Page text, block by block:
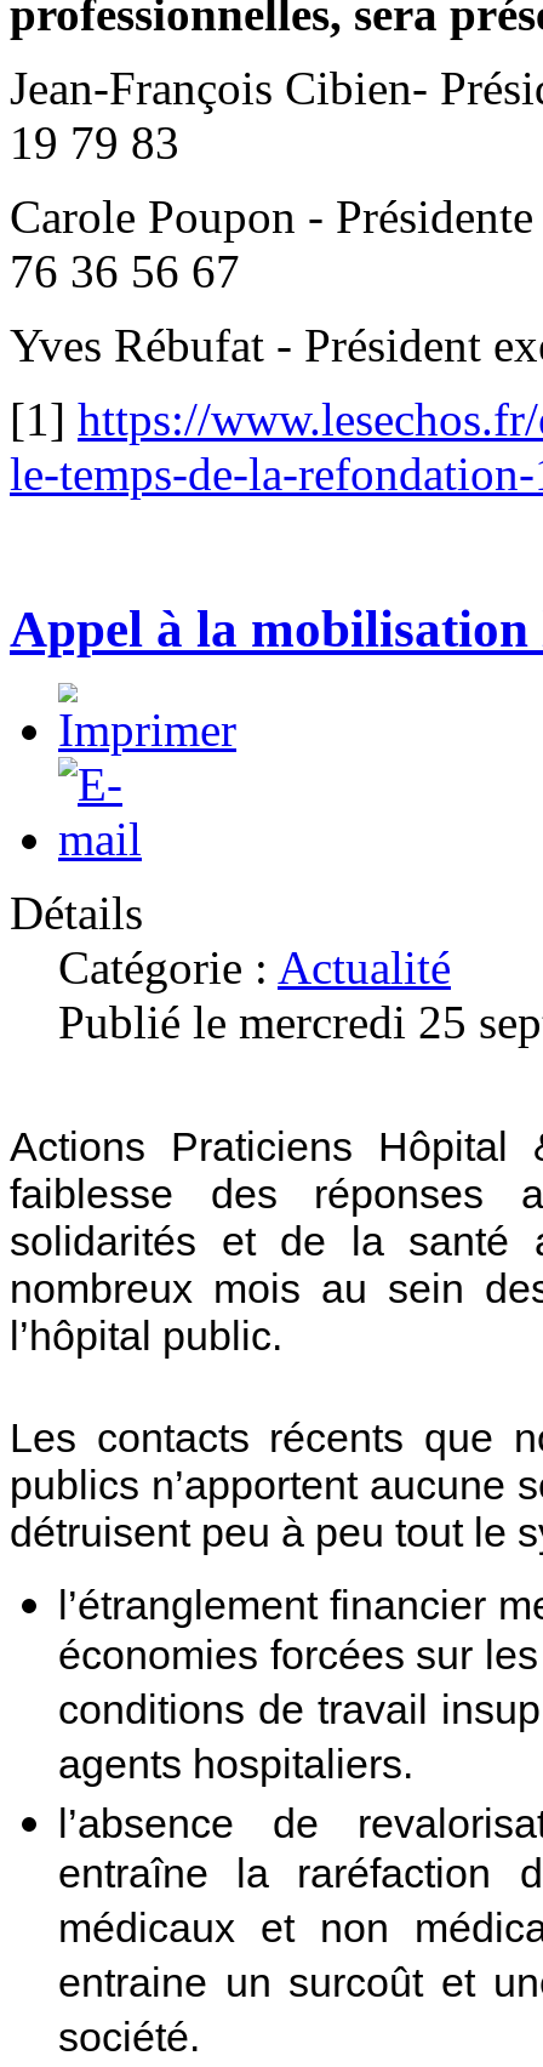
professionnelles, sera
Jean-François Cibien-
19 79 83
Carole Poupon -
76 36 56 67
Yves Rébufat - Président
[1] https://
le-temps-de-la-
Appel à la mobilisation
Détails
Catégorie : Actualité
Publié le mercredi 25
Actions Praticiens
faiblesse des réponses
solidarités et de la santé
nombreux mois au sein
l’hôpital public.
Les contacts récents que
publics n’apportent aucune
détruisent peu à peu tout le
l’étranglement financier
économies forcées sur
conditions de travail
agents hospitaliers.
l’absence de
entraîne la raréfaction
médicaux et non
entraine un surcoût et
société.